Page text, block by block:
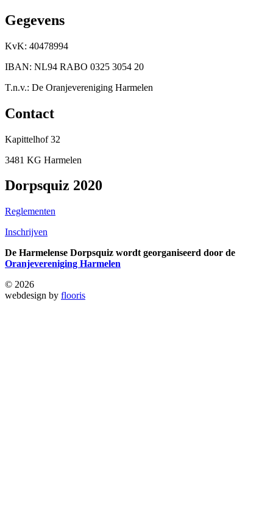
Gegevens
KvK: 40478994
IBAN: NL94 RABO 0325 3054 20
T.n.v.: De Oranjevereniging Harmelen
Contact
Kapittelhof 32
3481 KG Harmelen
Dorpsquiz 2020
Reglementen
Inschrijven
De Harmelense Dorpsquiz wordt georganiseerd door de
Oranjevereniging Harmelen
© 2026
webdesign by flooris